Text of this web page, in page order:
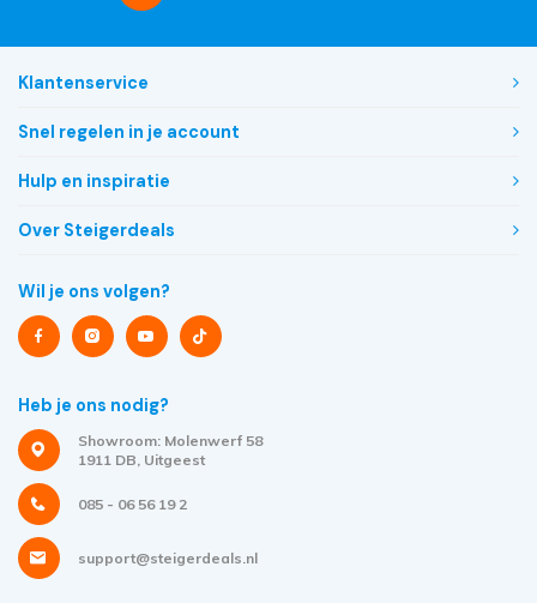
Klantenservice
Snel regelen in je account
Hulp en inspiratie
Over Steigerdeals
Wil je ons volgen?
Heb je ons nodig?
Showroom: Molenwerf 58
1911 DB, Uitgeest
085 - 06 56 19 2
support@steigerdeals.nl